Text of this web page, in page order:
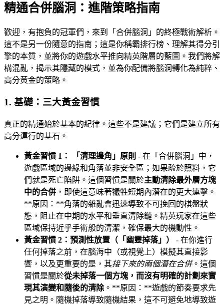
精通合併腦洞：進階策略指南
歡迎，有抱負的冠軍們，來到「合併腦洞」的終極戰術解析。
這不是另一份隨意的指南；這是你稱霸排行榜、理解其得分引
擎的本質，並將你的遊戲水平推向精英階層的藍圖。我們將解
構混亂，揭示其隱藏的模式，並為你配備將腦洞轉化為純粹、
高分黃金的策略。
1. 基礎：三大黃金習慣
真正的精通始於基本的紀律。這些不是建議；它們是建立所有
高分運行的基石。
黃金習慣 1： 「清理邊角」原則 - 在「合併腦洞」中，
遊戲區域的邊緣和角落並非安全區；如果疏於照料，它
們就是死亡陷阱。這個習慣是關於主動清除最外層方塊
中的合併 ，即使這意味著犧牲短期內潛在的更大連擊。
**原因：**角落的雜亂會迅速導致不可挽回的棋盤狀
態，阻止在中期的水平和垂直清除鏈。精英玩家在這些
區域保持近乎手術般的清潔，確保最大的機動性。
黃金習慣 2：預測性放置（「幽靈掉落」）
- 在你進行
任何掉落之前，在腦海中（或視覺上）模擬其直接影
響，以及更重要的是，其接下來的兩個潛在合併。這個
習慣是關於從未掉落一個方塊，而沒有明確的計劃來實
現其演變和隨後的清除。**原因：**遊戲的節奏要求先
見之明。隨機掉落導致隨機結果，這不可避免地導致遊